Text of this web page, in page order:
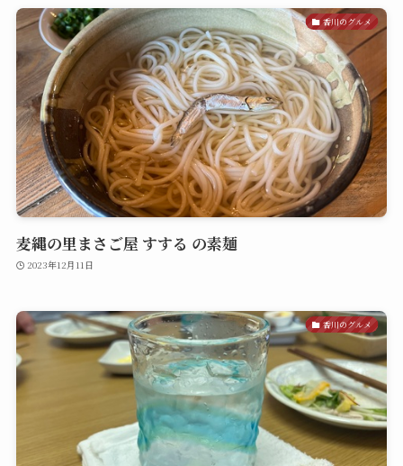
香川のグルメ
麦縄の里まさご屋 すする の素麺
2023年12月11日
香川のグルメ